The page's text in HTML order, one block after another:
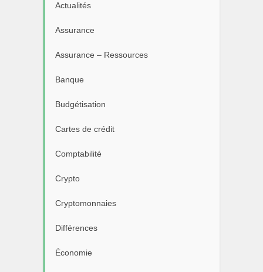
Actualités
Assurance
Assurance – Ressources
Banque
Budgétisation
Cartes de crédit
Comptabilité
Crypto
Cryptomonnaies
Différences
Économie